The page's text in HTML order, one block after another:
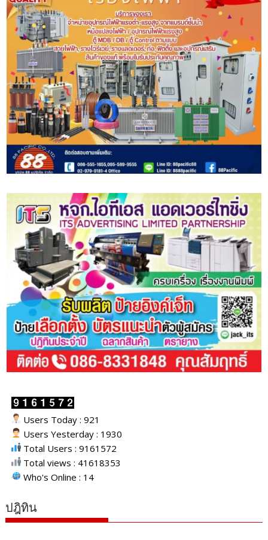
Users Today : 921
Users Yesterday : 1930
Total Users : 9161572
Total views : 41618353
Who's Online : 14
ปฎิทิน